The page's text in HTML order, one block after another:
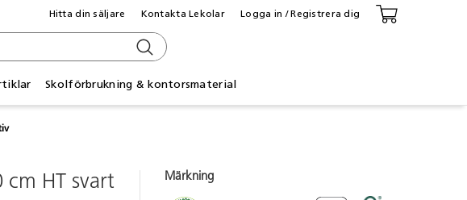
Skolförbrukning & kontorsmaterial
Hitta din säljare Kontakta Lekolar Logga in / Registrera dig
cm HT svart
Märkning